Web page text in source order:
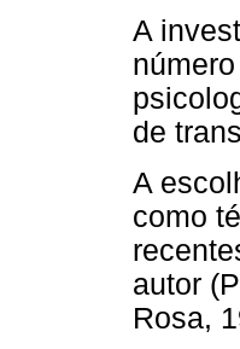
A
de
A
como
autor
Rosa,